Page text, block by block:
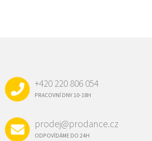
+420 220 806 054
PRACOVNÍ DNY 10-18H
prodej@prodance.cz
ODPOVÍDÁME DO 24H